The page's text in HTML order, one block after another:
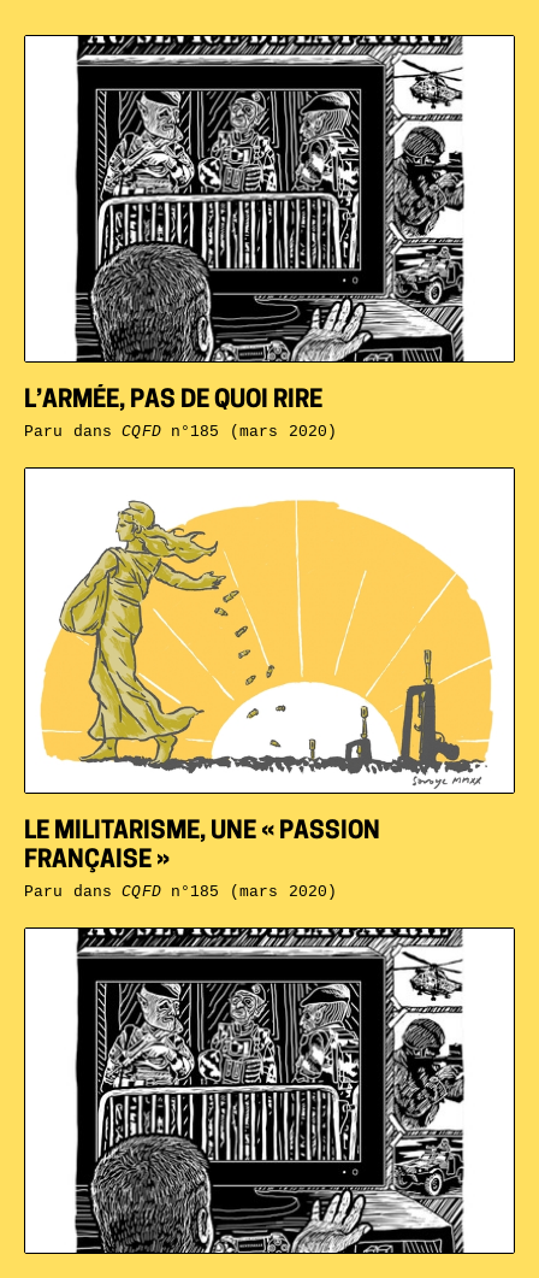
LE MILITARISME, UNE « PASSION
FRANÇAISE »
Paru dansCQFDn°185 (mars 2020)
L’ARMÉE, PAS DE QUOI RIRE
Paru dansCQFDn°185 (mars 2020)